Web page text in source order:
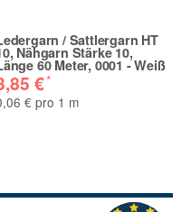
/ Sattlergarn HT
Nähgarn Stärke 10,
60 Meter, 0001 - Weiß
€*
€ pro 1 m